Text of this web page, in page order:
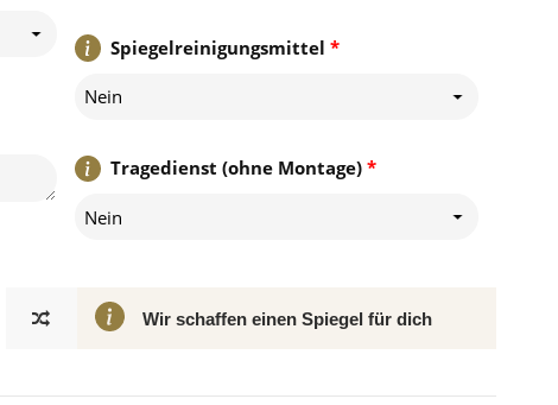
*
Spiegelreinigungsmittel
Nein
*
Tragedienst (ohne Montage)
Nein
Wir schaffen einen Spiegel für dich